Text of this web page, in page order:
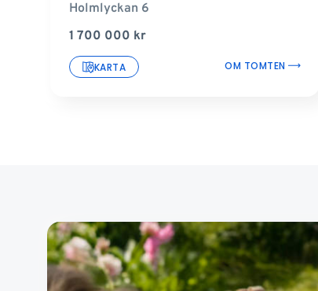
Holmlyckan 6
1 700 000 kr
KARTA OM TOMTEN